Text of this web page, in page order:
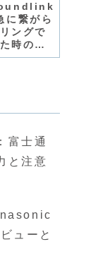
繋がら
ングで
時の対
滅」を
富士通
と注意
ューと